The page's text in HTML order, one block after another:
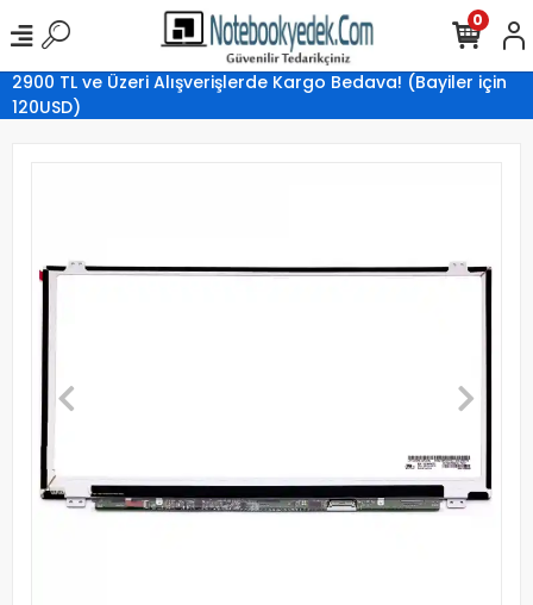
2900 TL ve Üzeri Alışverişlerde Kargo Bedava! (Bayiler için
120USD)
0